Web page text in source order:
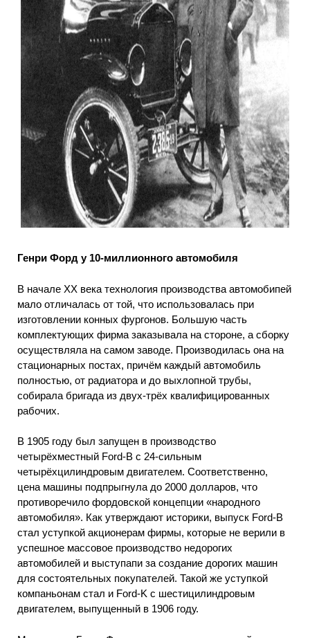
Генри Форд у 10-миллионного автомобиля
В начале XX века технология производства автомобипей
мало отличалась от той, что использовалась при
изготовлении конных фургонов. Большую часть
комплектующих фирма заказывала на стороне, а сборку
осуществляла на самом заводе. Производилась она на
стационарных постах, причём каждый автомобиль
полностью, от радиатора и до выхлопной трубы,
собирала бригада из двух-трёх квалифицированных
рабочих.
В 1905 году был запущен в производство
четырёхместный Ford-B с 24-сильным
четырёхцилиндровым двигателем. Соответственно,
цена машины подпрыгнула до 2000 долларов, что
противоречило фордовской концепции «народного
автомобиля». Как утверждают историки, выпуск Ford-B
стал уступкой акционерам фирмы, которые не верили в
успешное массовое производство недорогих
автомобилей и выступапи за создание дорогих машин
для состоятельных покупателей. Такой же уступкой
компаньонам стал и Ford-K с шестицилиндровым
двигателем, выпущенный в 1906 году.